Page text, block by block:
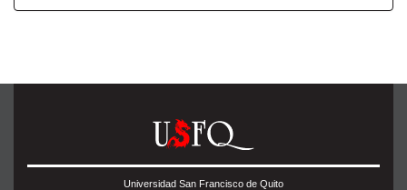
Universidad San Francisco de Quito